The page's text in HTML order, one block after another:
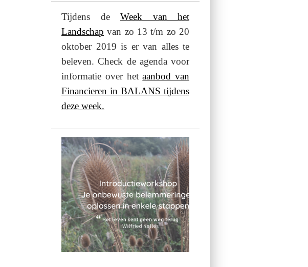
Tijdens de Week van het
Landschap van zo 13 t/m zo 20
oktober 2019 is er van alles te
beleven. Check de agenda voor
informatie over hetaanbod van
Financieren in BALANS tijdens
deze week.